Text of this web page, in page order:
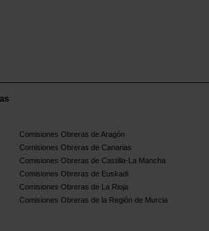
Comisiones Obreras de Aragón
Comisiones Obreras de Canarias
Comisiones Obreras de Castilla-La Mancha
Comisiones Obreras de Euskadi
Comisiones Obreras de La Rioja
Comisiones Obreras de la Región de Murcia